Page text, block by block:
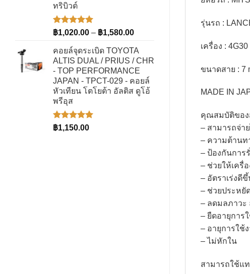
ทริบิวต์
ให้คะแนน
1-5
คะแนน
฿1,020.00 – ฿1,580.00Price
฿1,020.00
through
฿1,580.00
คอยล์จุดระเบิด TOYOTA
ALTIS DUAL / PRIUS / CHR
- TOP PERFORMANCE
JAPAN - TPCT-029 - คอยล์
หัวเทียน โตโยต้า อัลติส ดูโอ้
พรีอุส
ให้คะแนน
฿1,150.00
รุ่นรถ :
เครื่อง : 4G30
ขนาดสาย : 7
MADE IN
คุณสมบัติของ
– สามารถจ่า
– ความต้านท
– ป้องกันการ
– ช่วยให้เครื่
– อัตราเร่งดี
– ช่วยประหยั
– ลดมลภาวะ
– ยืดอายุการ
– อายุการใช้
– ไม่หักใน
สามารถใช้แ